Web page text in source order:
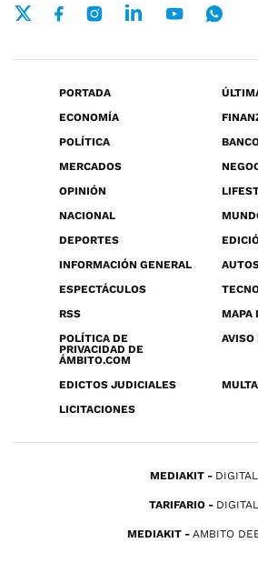
PORTADA
ECONOMÍA
POLÍTICA
MERCADOS
OPINIÓN
NACIONAL
DEPORTES
INFORMACIÓN GENERAL
ESPECTÁCULOS
RSS
MAPA
POLÍTICA DE
PRIVACIDAD DE
ÁMBITO.COM
AVISO
EDICTOS JUDICIALES
LICITACIONES
MEDIAKIT DIGITAL
TARIFARIO DIGITAL
MEDIAKIT AMBITO